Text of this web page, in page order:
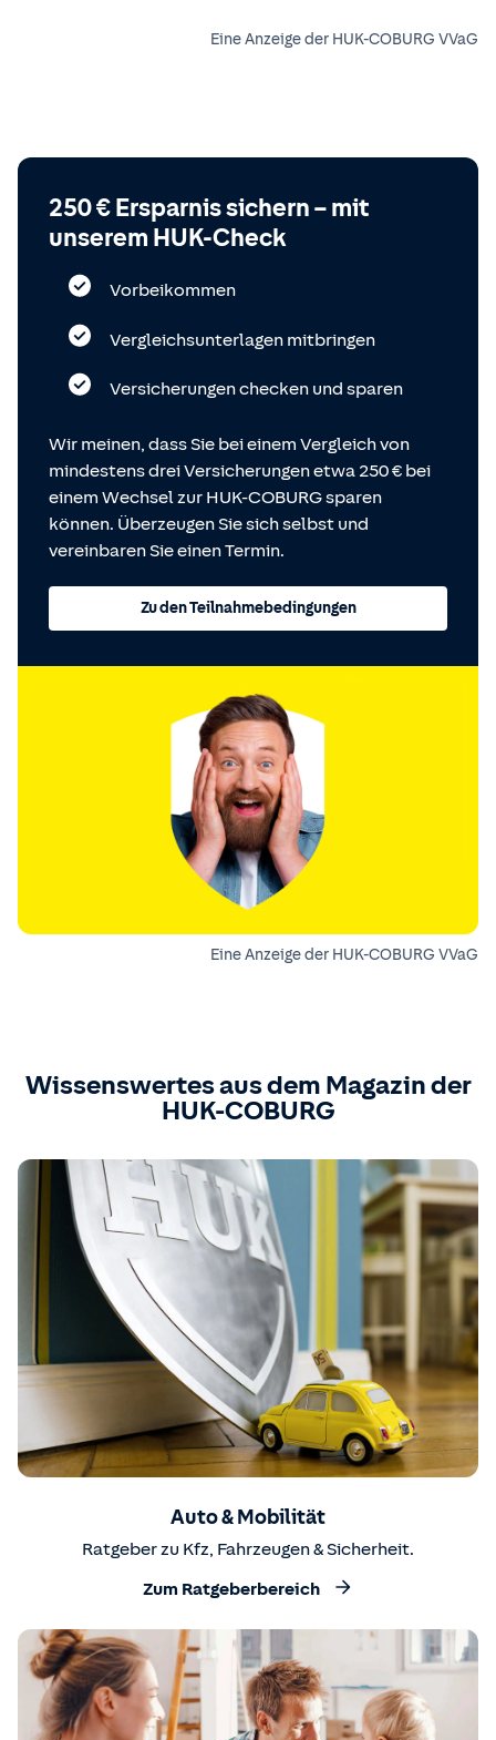
Eine Anzeige der HUK-COBURG VVaG
250 € Ersparnis sichern – mit
unserem HUK-Check
Vorbeikommen
Vergleichsunterlagen mitbringen
Versicherungen checken und sparen
Wir meinen, dass Sie bei einem Vergleich von
mindestens drei Versicherungen etwa 250 € bei
einem Wechsel zur HUK-COBURG sparen
können. Überzeugen Sie sich selbst und
vereinbaren Sie einen Termin.
Zu den Teilnahmebedingungen
Eine Anzeige der HUK-COBURG VVaG
Wissenswertes aus dem Magazin der
HUK-COBURG
Auto & Mobilität
Ratgeber zu Kfz, Fahrzeugen & Sicherheit.
Zum Ratgeberbereich